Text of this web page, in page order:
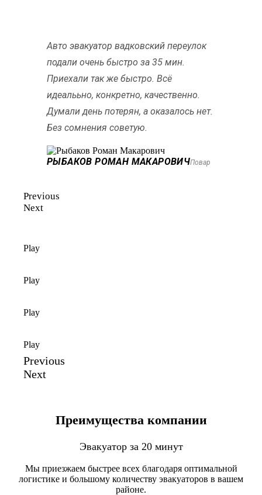
Авто эвакуатор вадковский переулок
подали очень быстро за 35 мин.
Приехали так же быстро. Всё
идеалььно, конкретно, качественно.
Думали день потерян, а оказалось нет.
Без сомнения советую.
РЫБАКОВ РОМАН МАКАРОВИЧПовар
Previous
Next
Play
Play
Play
Play
Previous
Next
Преимущества компании
Эвакуатор за 20 минут
Мы приезжаем быстрее всех благодаря оптимальной
логистике и большому количеству эвакуаторов в вашем
районе.